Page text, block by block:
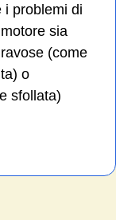
i problemi di
sia
(come
o
sfollata)